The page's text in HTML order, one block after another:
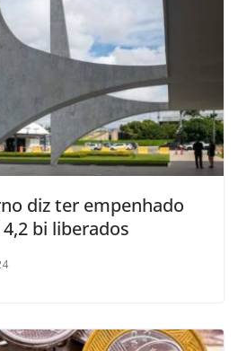
diz ter empenhado
4,2 bi liberados